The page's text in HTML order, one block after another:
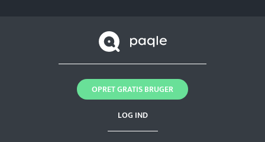
LOG IND
OPRET GRATIS BRUGER